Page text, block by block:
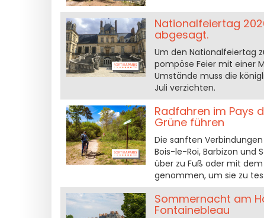
Nationalfeiertag
abgesagt.
Um den Nationalfeiertag
pompöse Feier mit einer
Umstände muss die
Juli verzichten.
Radfahren im Pays
Grüne führen
Die sanften
Bois-le-Roi, Barbizon und
über zu Fuß oder mit dem
genommen, um sie zu
Sommernacht am
Fontainebleau